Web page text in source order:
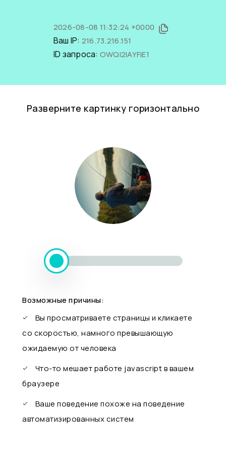
2026-08-08 11:32:24 +0000
Ваш IP: 216.73.216.151
ID запроса: OWQi2IAYFiE1
Разверните картинку горизонтально
Возможные причины:
Вы просматриваете страницы и кликаете
со скоростью, намного превышающую
ожидаемую от человека
Что-то мешает работе javascript в вашем
браузере
Ваше поведение похоже на поведение
автоматизированных систем